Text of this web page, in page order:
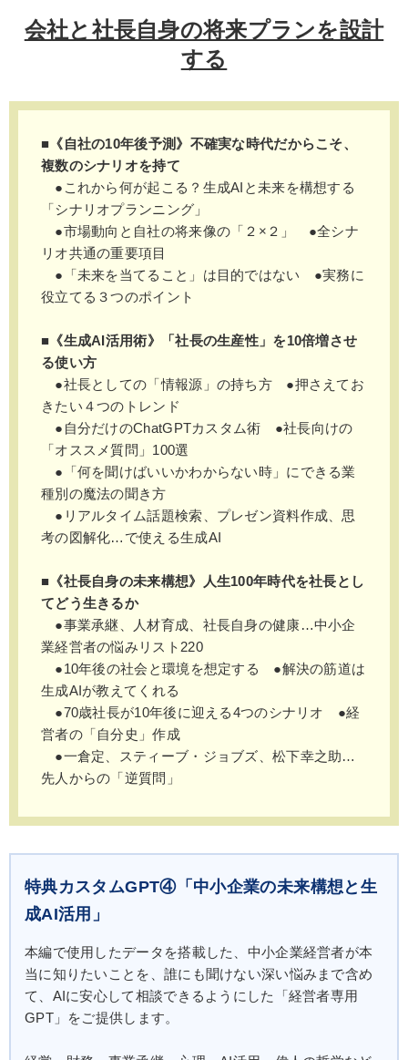
会社と社長自身の将来プランを設計
する
■《自社の10年後予測》不確実な時代だからこそ、
複数のシナリオを持て
●これから何が起こる？生成AIと未来を構想する
「シナリオプランニング」
●市場動向と自社の将来像の「２×２」 ●全シナ
リオ共通の重要項目
●「未来を当てること」は目的ではない ●実務に
役立てる３つのポイント
■《生成AI活用術》「社長の生産性」を10倍増させ
る使い方
●社長としての「情報源」の持ち方 ●押さえてお
きたい４つのトレンド
●自分だけのChatGPTカスタム術 ●社長向けの
「オススメ質問」100選
●「何を聞けばいいかわからない時」にできる業
種別の魔法の聞き方
●リアルタイム話題検索、プレゼン資料作成、思
考の図解化…で使える生成AI
■《社長自身の未来構想》人生100年時代を社長とし
てどう生きるか
●事業承継、人材育成、社長自身の健康…中小企
業経営者の悩みリスト220
●10年後の社会と環境を想定する ●解決の筋道は
生成AIが教えてくれる
●70歳社長が10年後に迎える4つのシナリオ ●経
営者の「自分史」作成
●一倉定、スティーブ・ジョブズ、松下幸之助…
先人からの「逆質問」
特典カスタムGPT④「中小企業の未来構想と生
成AI活用」
本編で使用したデータを搭載した、中小企業経営者が本
当に知りたいことを、誰にも聞けない深い悩みまで含め
て、AIに安心して相談できるようにした「経営者専用
GPT」をご提供します。